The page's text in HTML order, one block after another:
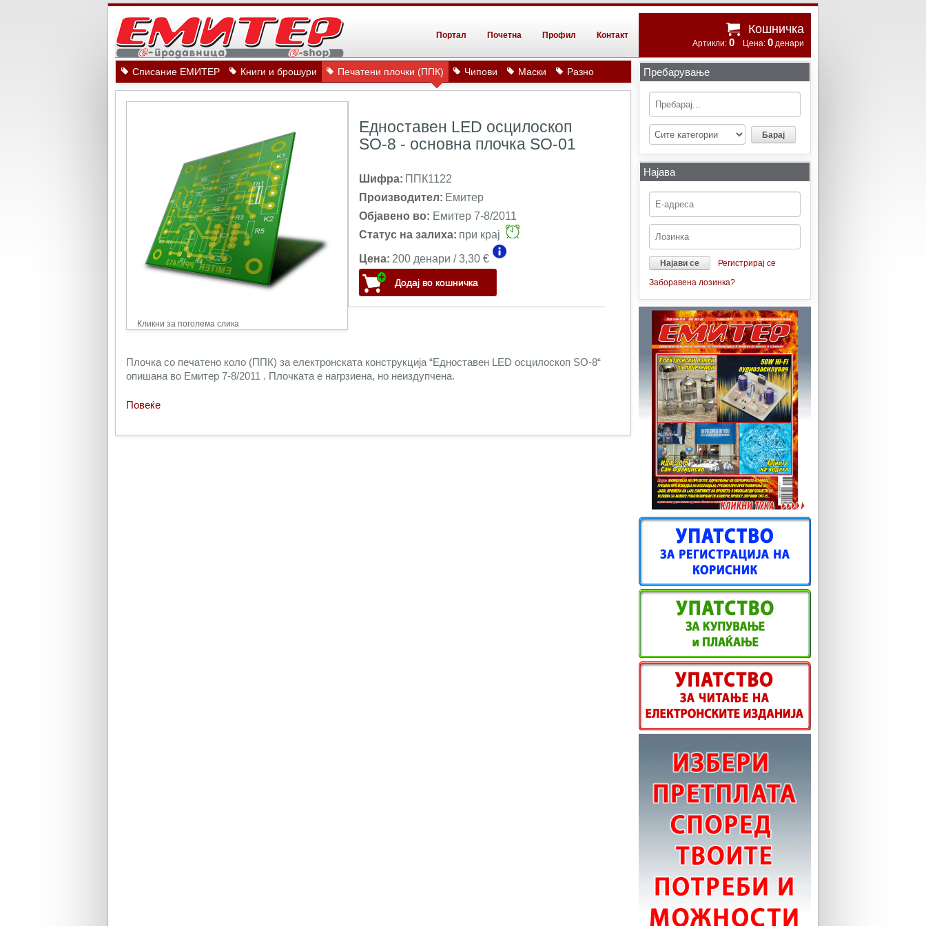
Кошничка
Артикли: 0 Цена: 0 денари
Портал Почетна Профил Контакт
Списание ЕМИТЕР Книги и брошури Печатени плочки (ППК) Чипови Маски Разно
Кликни за поголема слика
Едноставен LED осцилоскоп
SO-8 - основна плочка SO-01
Шифра: ППК1122
Производител: Емитер
Објавено во: Емитер 7-8/2011
Статус на залиха: при крај
Цена: 200 денари / 3,30 €
Плочка со печатено коло (ППК) за електронската конструкција “Едноставен LED осцилоскоп SО-8“
опишана во Емитер 7-8/2011 . Плочката е нагрзиена, но неиздупчена.
Повеќе
Пребарување
Најава
Регистрирај се
Заборавена лозинка?